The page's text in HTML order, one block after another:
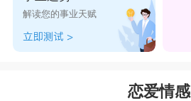
解读您的事业天赋
恋爱情感